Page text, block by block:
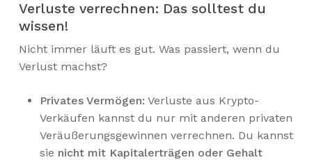
Verluste verrechnen: Das solltest du
wissen!
Nicht immer läuft es gut. Was passiert, wenn du
Verlust machst?
Privates Vermögen: Verluste aus Krypto-
Verkäufen kannst du nur mit anderen privaten
Veräußerungsgewinnen verrechnen. Du kannst
sie nicht mit Kapitalerträgen oder Gehalt